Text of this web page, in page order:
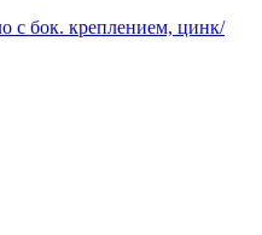
с бок. креплением, цинк/